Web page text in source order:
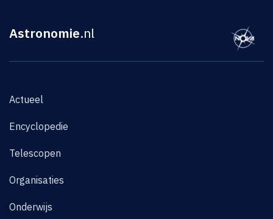
Astronomie.nl
Actueel
Encyclopedie
Telescopen
Organisaties
Onderwijs